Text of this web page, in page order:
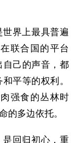
界上最具普遍
联合国的平台
己的声音，都
平等的权利。
强食的丛林时
的多边依托。
回归初心，重